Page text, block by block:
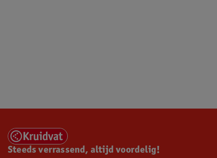
Steeds verrassend, altijd voordelig!